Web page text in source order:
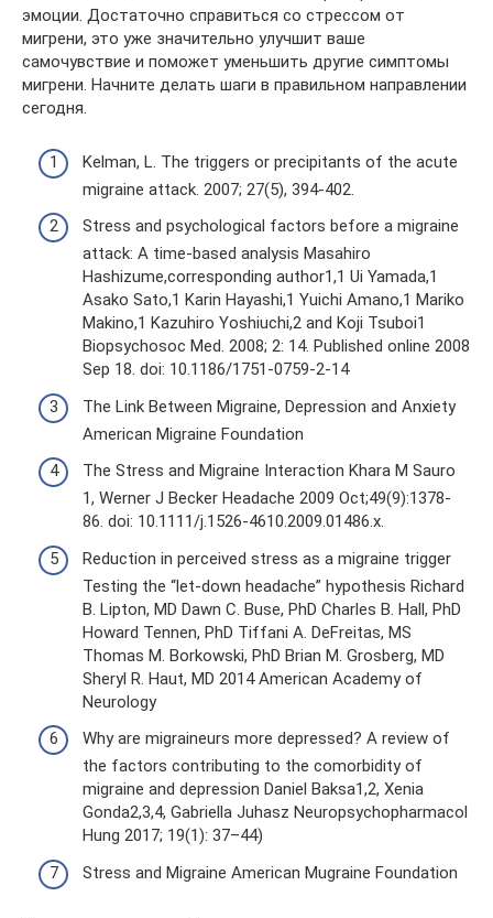
эмоции. Достаточно справиться со стрессом от
мигрени, это уже значительно улучшит ваше
самочувствие и поможет уменьшить другие симптомы
мигрени. Начните делать шаги в правильном направлении
сегодня.
Kelman, L. The triggers or precipitants of the acute
migraine attack. 2007; 27(5), 394-402.
Stress and psychological factors before a migraine
attack: A time-based analysis Masahiro
Hashizume,corresponding author1,1 Ui Yamada,1
Asako Sato,1 Karin Hayashi,1 Yuichi Amano,1 Mariko
Makino,1 Kazuhiro Yoshiuchi,2 and Koji Tsuboi1
Biopsychosoc Med. 2008; 2: 14. Published online 2008
Sep 18. doi: 10.1186/1751-0759-2-14
The Link Between Migraine, Depression and Anxiety
American Migraine Foundation
The Stress and Migraine Interaction Khara M Sauro
1, Werner J Becker Headache 2009 Oct;49(9):1378-
86. doi: 10.1111/j.1526-4610.2009.01486.x.
Reduction in perceived stress as a migraine trigger
Testing the “let-down headache” hypothesis Richard
B. Lipton, MD Dawn C. Buse, PhD Charles B. Hall, PhD
Howard Tennen, PhD Tiffani A. DeFreitas, MS
Thomas M. Borkowski, PhD Brian M. Grosberg, MD
Sheryl R. Haut, MD 2014 American Academy of
Neurology
Why are migraineurs more depressed? A review of
the factors contributing to the comorbidity of
migraine and depression Daniel Baksa1,2, Xenia
Gonda2,3,4, Gabriella Juhasz Neuropsychopharmacol
Hung 2017; 19(1): 37–44)
Stress and Migraine American Mugraine Foundation